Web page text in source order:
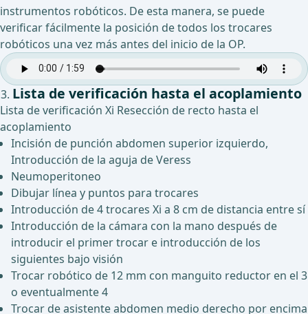
instrumentos robóticos. De esta manera, se puede
verificar fácilmente la posición de todos los trocares
robóticos una vez más antes del inicio de la OP.
Lista de verificación hasta el acoplamiento
Lista de verificación Xi Resección de recto hasta el
acoplamiento
Incisión de punción abdomen superior izquierdo,
Introducción de la aguja de Veress
Neumoperitoneo
Dibujar línea y puntos para trocares
Introducción de 4 trocares Xi a 8 cm de distancia entre sí
Introducción de la cámara con la mano después de
introducir el primer trocar e introducción de los
siguientes bajo visión
Trocar robótico de 12 mm con manguito reductor en el 3
o eventualmente 4
Trocar de asistente abdomen medio derecho por encima